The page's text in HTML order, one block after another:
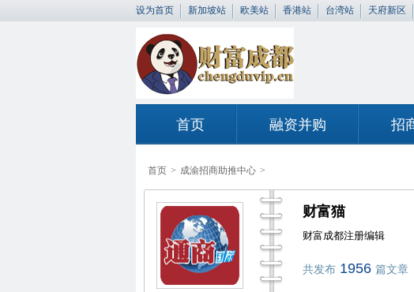
设为首页 新加坡站 欧美站 香港站 台湾站 天府新区
首页 融资并购 招
首页 > 成渝招商助推中心 >
财富猫
财富成都注册编辑
共发布 1956 篇文章